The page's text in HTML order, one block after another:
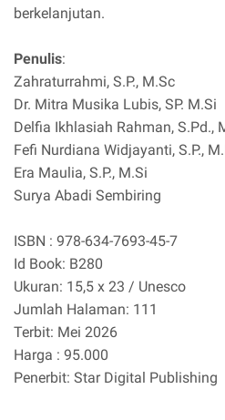
berkelanjutan.
Penulis:
Zahraturrahmi, S.P., M.Sc
Dr. Mitra Musika Lubis, SP. M.Si
Delfia Ikhlasiah Rahman, S.Pd.,
Fefi Nurdiana Widjayanti, S.P.,
Era Maulia, S.P., M.Si
Surya Abadi Sembiring
ISBN : 978-634-7693-45-7
Id Book: B280
Ukuran: 15,5 x 23 / Unesco
Jumlah Halaman: 111
Terbit: Mei 2026
Harga : 95.000
Penerbit: Star Digital Publishing